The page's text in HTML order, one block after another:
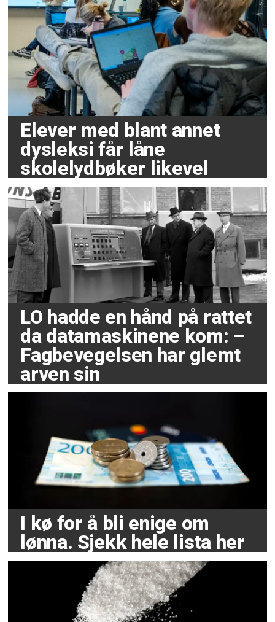
Elever med blant annet
dysleksi får låne
skolelydbøker likevel
LO hadde en hånd på rattet
da datamaskinene kom: –
Fagbevegelsen har glemt
arven sin
I kø for å bli enige om
lønna. Sjekk hele lista her